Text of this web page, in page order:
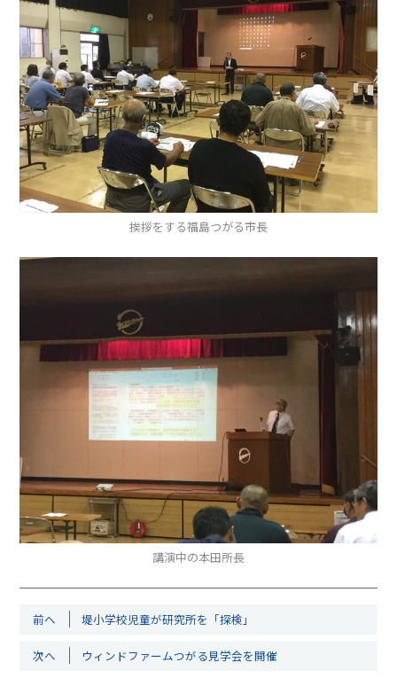
挨拶をする福島つがる市長
講演中の本田所長
前へ 堤小学校児童が研究所を「探検」
次へ ウィンドファームつがる見学会を開催